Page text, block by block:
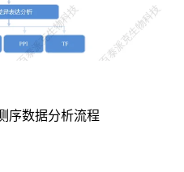
序数据分析流程